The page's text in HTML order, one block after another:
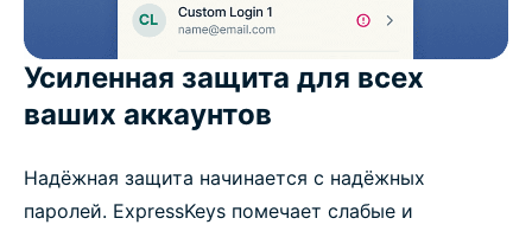
Усиленная защита для всех
ваших аккаунтов
Надёжная защита начинается с надёжных
паролей. ExpressKeys помечает слабые и